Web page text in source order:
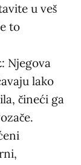
u veš
to
: Njegova
lako
čineći ga